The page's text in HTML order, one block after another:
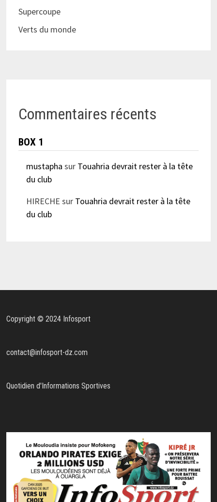
Supercoupe
Verts du monde
Commentaires récents
BOX 1
mustapha sur Touahria devrait rester à la tête
du club
HIRECHE sur Touahria devrait rester à la tête
du club
Copyright © 2024 Infosport
contact@infosport-dz.com
Quotidien d'Informations Sportives